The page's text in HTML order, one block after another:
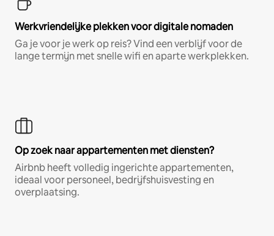
Werkvriendelijke plekken voor digitale nomaden
Ga je voor je werk op reis? Vind een verblijf voor de
lange termijn met snelle wifi en aparte werkplekken.
Op zoek naar appartementen met diensten?
Airbnb heeft volledig ingerichte appartementen,
ideaal voor personeel, bedrijfshuisvesting en
overplaatsing.